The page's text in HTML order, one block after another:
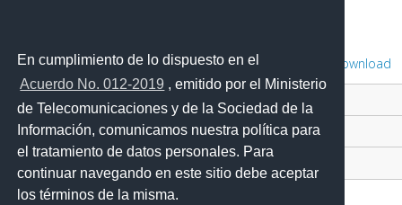
En cumplimiento de lo dispuesto en el
Acuerdo No. 012-2019 , emitido por el Ministerio
de Telecomunicaciones y de la Sociedad de la
Información, comunicamos nuestra política para
el tratamiento de datos personales. Para
continuar navegando en este sitio debe aceptar
los términos de la misma.
Powered by Phoca Download
Contacto Ciudadano Digital
Portal Trámites Ciudadanos
Sistema Nacional de Información (SNI)